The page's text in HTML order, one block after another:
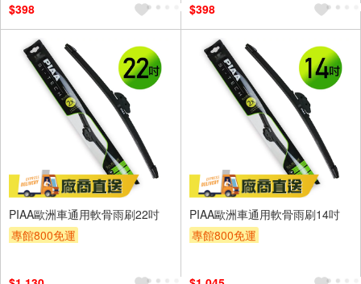
$398
$398
PIAA歐洲車通用軟骨雨刷22吋
專館800免運
PIAA歐洲車通用軟骨雨刷14吋
專館800免運